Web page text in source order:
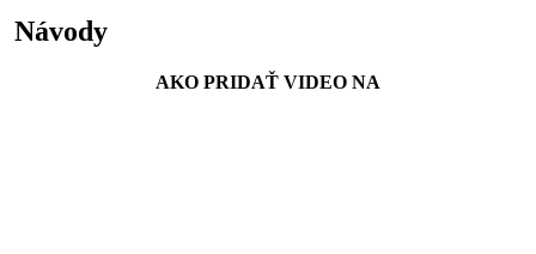
Návody
AKO PRIDAŤ VIDEO NA